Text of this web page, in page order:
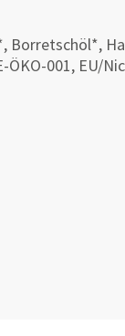
Borretschöl*,
001, EU/